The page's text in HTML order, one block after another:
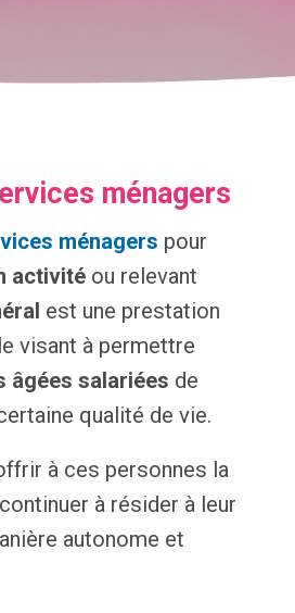
ménagers
ménagers pour
activitéou relevant
est une prestation
visant à permettre
âgées salariées de
qualité de vie.
à ces personnes la
à résider à leur
autonome et